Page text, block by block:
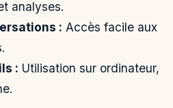
analyses.
: Accès facile aux
: Utilisation sur ordinateur,